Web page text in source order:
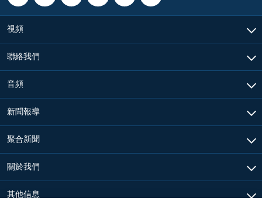
視頻
聯絡我們
音頻
新聞報導
聚合新聞
關於我們
其他信息